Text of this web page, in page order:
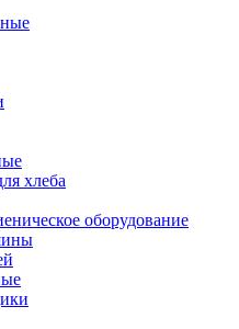
хлеба
оборудование